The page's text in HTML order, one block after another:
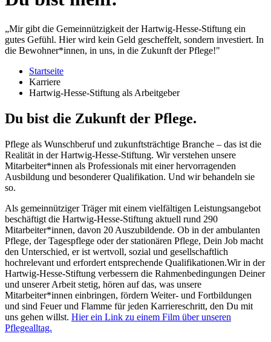
„Mir gibt die Gemeinnützigkeit der Hartwig-Hesse-Stiftung ein
gutes Gefühl. Hier wird kein Geld gescheffelt, sondern investiert. In
die Bewohner*innen, in uns, in die Zukunft der Pflege!"
Startseite
Karriere
Hartwig-Hesse-Stiftung als Arbeitgeber
Du bist die Zukunft der Pflege.
Pflege als Wunschberuf und zukunftsträchtige Branche – das ist die
Realität in der Hartwig-Hesse-Stiftung. Wir verstehen unsere
Mitarbeiter*innen als Professionals mit einer hervorragenden
Ausbildung und besonderer Qualifikation. Und wir behandeln sie
so.
Als gemeinnütziger Träger mit einem vielfältigen Leistungsangebot
beschäftigt die Hartwig-Hesse-Stiftung aktuell rund 290
Mitarbeiter*innen, davon 20 Auszubildende. Ob in der ambulanten
Pflege, der Tagespflege oder der stationären Pflege, Dein Job macht
den Unterschied, er ist wertvoll, sozial und gesellschaftlich
hochrelevant und erfordert entsprechende Qualifikationen.Wir in der
Hartwig-Hesse-Stiftung verbessern die Rahmenbedingungen Deiner
und unserer Arbeit stetig, hören auf das, was unsere
Mitarbeiter*innen einbringen, fördern Weiter- und Fortbildungen
und sind Feuer und Flamme für jeden Karriereschritt, den Du mit
uns gehen willst. Hier ein Link zu einem Film über unseren
Pflegealltag.